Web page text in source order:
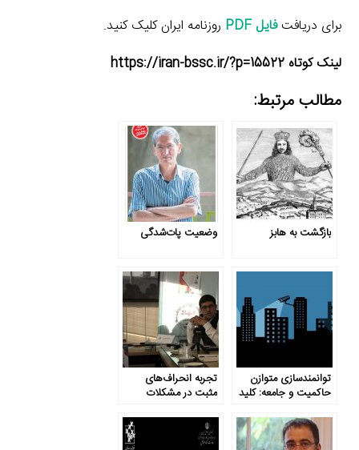
برای دریافت فایل PDF
روزنامه ایران کلیک کنید.
لینک کوتاه https://iran-bssc.ir/?p=15522
مطالب مرتبط:
بازگشت به هابز وضعیت پات‌شدگی
توانمندسازی متوازن
حاکمیت و جامعه: کلید
تجربه انحراف‌های
مثبت در مشکلات